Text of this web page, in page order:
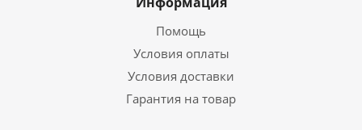
Помощь
Условия оплаты
Условия доставки
Гарантия на товар